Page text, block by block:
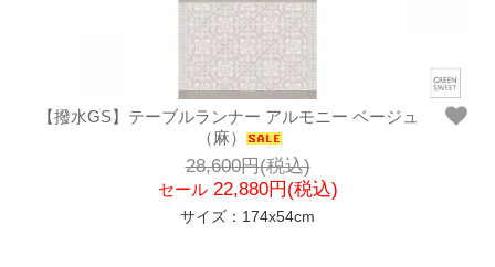
【撥水GS】テーブルランナー アルモニー ベージュ
（麻）
28,600円(税込)
セール22,880円(税込)
サイズ：174x54cm